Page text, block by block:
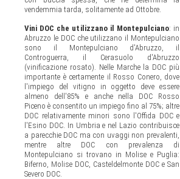
vendemmia tarda, solitamente ad Ottobre.
Vini DOC che utilizzano il Montepulciano: in
Abruzzo le DOC che utilizzano il Montepulciano
sono il Montepulciano d'Abruzzo, il
Controguerra, il Cerasuolo d'Abruzzo
(vinificazione rosato). Nelle Marche la DOC più
importante è certamente il Rosso Conero, dove
l'impiego del vitigno in oggetto deve essere
almeno dell'85% e anche nella DOC Rosso
Piceno è consentito un impiego fino al 75%; altre
DOC relativamente minori sono l'Offida DOC e
l'Esino DOC. In Umbria e nel Lazio contribuisce
a parecchie DOC ma con uvaggi non prevalenti,
mentre altre DOC con prevalenza di
Montepulciano si trovano in Molise e Puglia:
Biferno, Molise DOC, Casteldelmonte DOC e San
Severo DOC.